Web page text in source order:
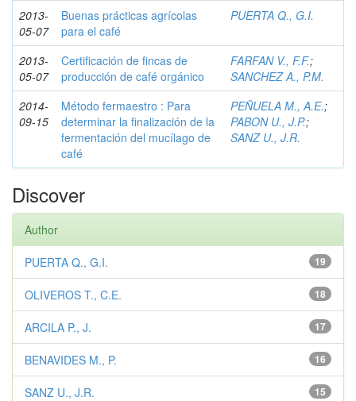
2013-
05-07
Buenas prácticas agrícolas
para el café
PUERTA Q., G.I.
2013-
05-07
Certificación de fincas de
producción de café orgánico
FARFAN V., F.F.;
SANCHEZ A., P.M.
2014-
09-15
Método fermaestro : Para
determinar la finalización de la
fermentación del mucílago de
café
PEÑUELA M., A.E.;
PABON U., J.P.;
SANZ U., J.R.
Discover
Author
19
PUERTA Q., G.I.
18
OLIVEROS T., C.E.
17
ARCILA P., J.
16
BENAVIDES M., P.
15
SANZ U., J.R.